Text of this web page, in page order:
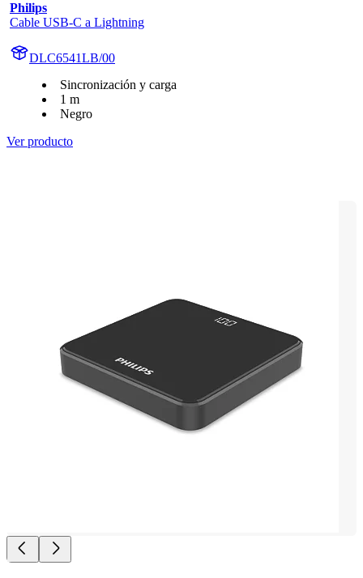
Philips
Cable USB-C a Lightning
DLC6541LB/00
Sincronización y carga
1 m
Negro
Ver producto